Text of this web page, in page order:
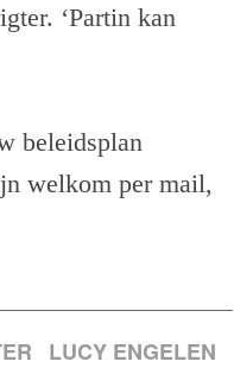
‘Partin kan
beleidsplan
welkom per mail,
LUCY ENGELEN